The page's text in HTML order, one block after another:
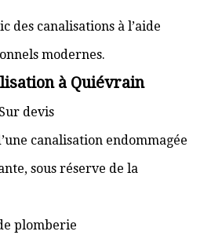
des canalisations à l’aide
modernes.
à Quiévrain
devis
canalisation endommagée
sous réserve de la
plomberie